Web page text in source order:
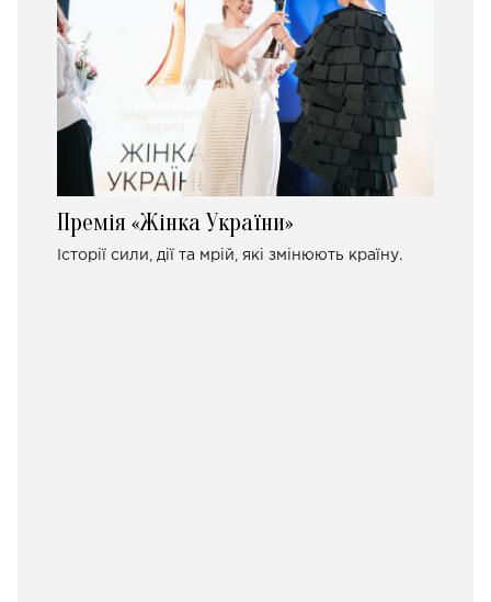
Премія «Жінка України»
Історії сили, дії та мрій, які змінюють країну.